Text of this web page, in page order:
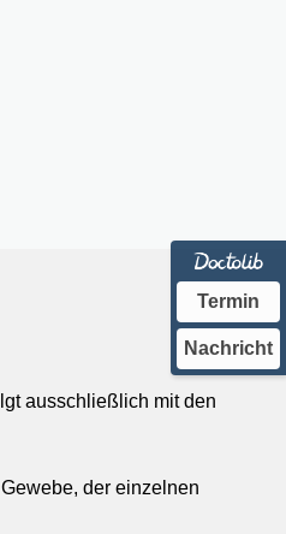
ausschließlich mit den
der einzelnen
Termin
Nachricht